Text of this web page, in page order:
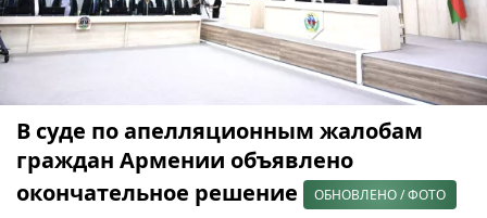
В суде по апелляционным жалобам
граждан Армении объявлено
окончательное решение
ОБНОВЛЕНО / ФОТО